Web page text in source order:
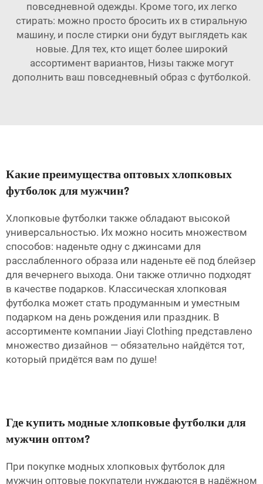
повседневной одежды. Кроме того, их легко
стирать: можно просто бросить их в стиральную
машину, и после стирки они будут выглядеть как
новые. Для тех, кто ищет более широкий
ассортимент вариантов, Низы также могут
дополнить ваш повседневный образ с футболкой.
Какие преимущества оптовых хлопковых
футболок для мужчин?
Хлопковые футболки также обладают высокой
универсальностью. Их можно носить множеством
способов: наденьте одну с джинсами для
расслабленного образа или наденьте её под блейзер
для вечернего выхода. Они также отлично подходят
в качестве подарков. Классическая хлопковая
футболка может стать продуманным и уместным
подарком на день рождения или праздник. В
ассортименте компании Jiayi Clothing представлено
множество дизайнов — обязательно найдётся тот,
который придётся вам по душе!
Где купить модные хлопковые футболки для
мужчин оптом?
При покупке модных хлопковых футболок для
мужчин оптовые покупатели нуждаются в надёжном